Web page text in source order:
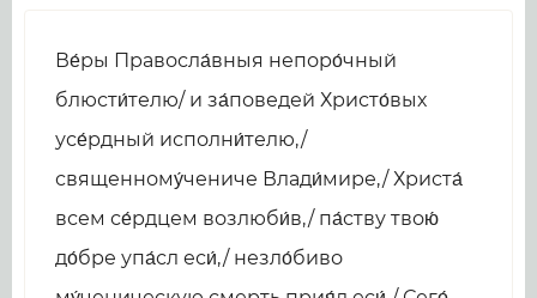
Ве́ры Правосла́вныя непоро́чный
блюсти́телю/ и за́поведей Христо́вых
усе́рдный исполни́телю,/
священному́чениче Влади́мире,/ Христа́
всем се́рдцем возлюби́в,/ па́ству твою́
до́бре упа́сл еси́,/ незло́биво